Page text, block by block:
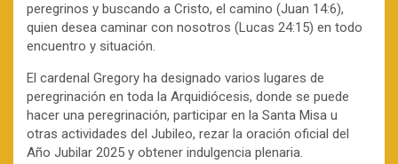
peregrinos y buscando a Cristo, el camino (Juan 14:6),
quien desea caminar con nosotros (Lucas 24:15) en todo
encuentro y situación.
El cardenal Gregory ha designado varios lugares de
peregrinación en toda la Arquidiócesis, donde se puede
hacer una peregrinación, participar en la Santa Misa u
otras actividades del Jubileo, rezar la oración oficial del
Año Jubilar 2025 y obtener indulgencia plenaria.